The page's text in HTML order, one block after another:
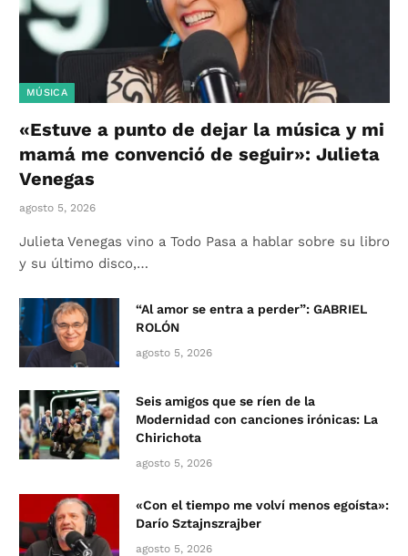
MÚSICA
«Estuve a punto de dejar la música y mi
mamá me convenció de seguir»: Julieta
Venegas
agosto 5, 2026
Julieta Venegas vino a Todo Pasa a hablar sobre su libro
y su último disco,…
“Al amor se entra a perder”: GABRIEL
ROLÓN
agosto 5, 2026
Seis amigos que se ríen de la
Modernidad con canciones irónicas: La
Chirichota
agosto 5, 2026
«Con el tiempo me volví menos egoísta»:
Darío Sztajnszrajber
agosto 5, 2026